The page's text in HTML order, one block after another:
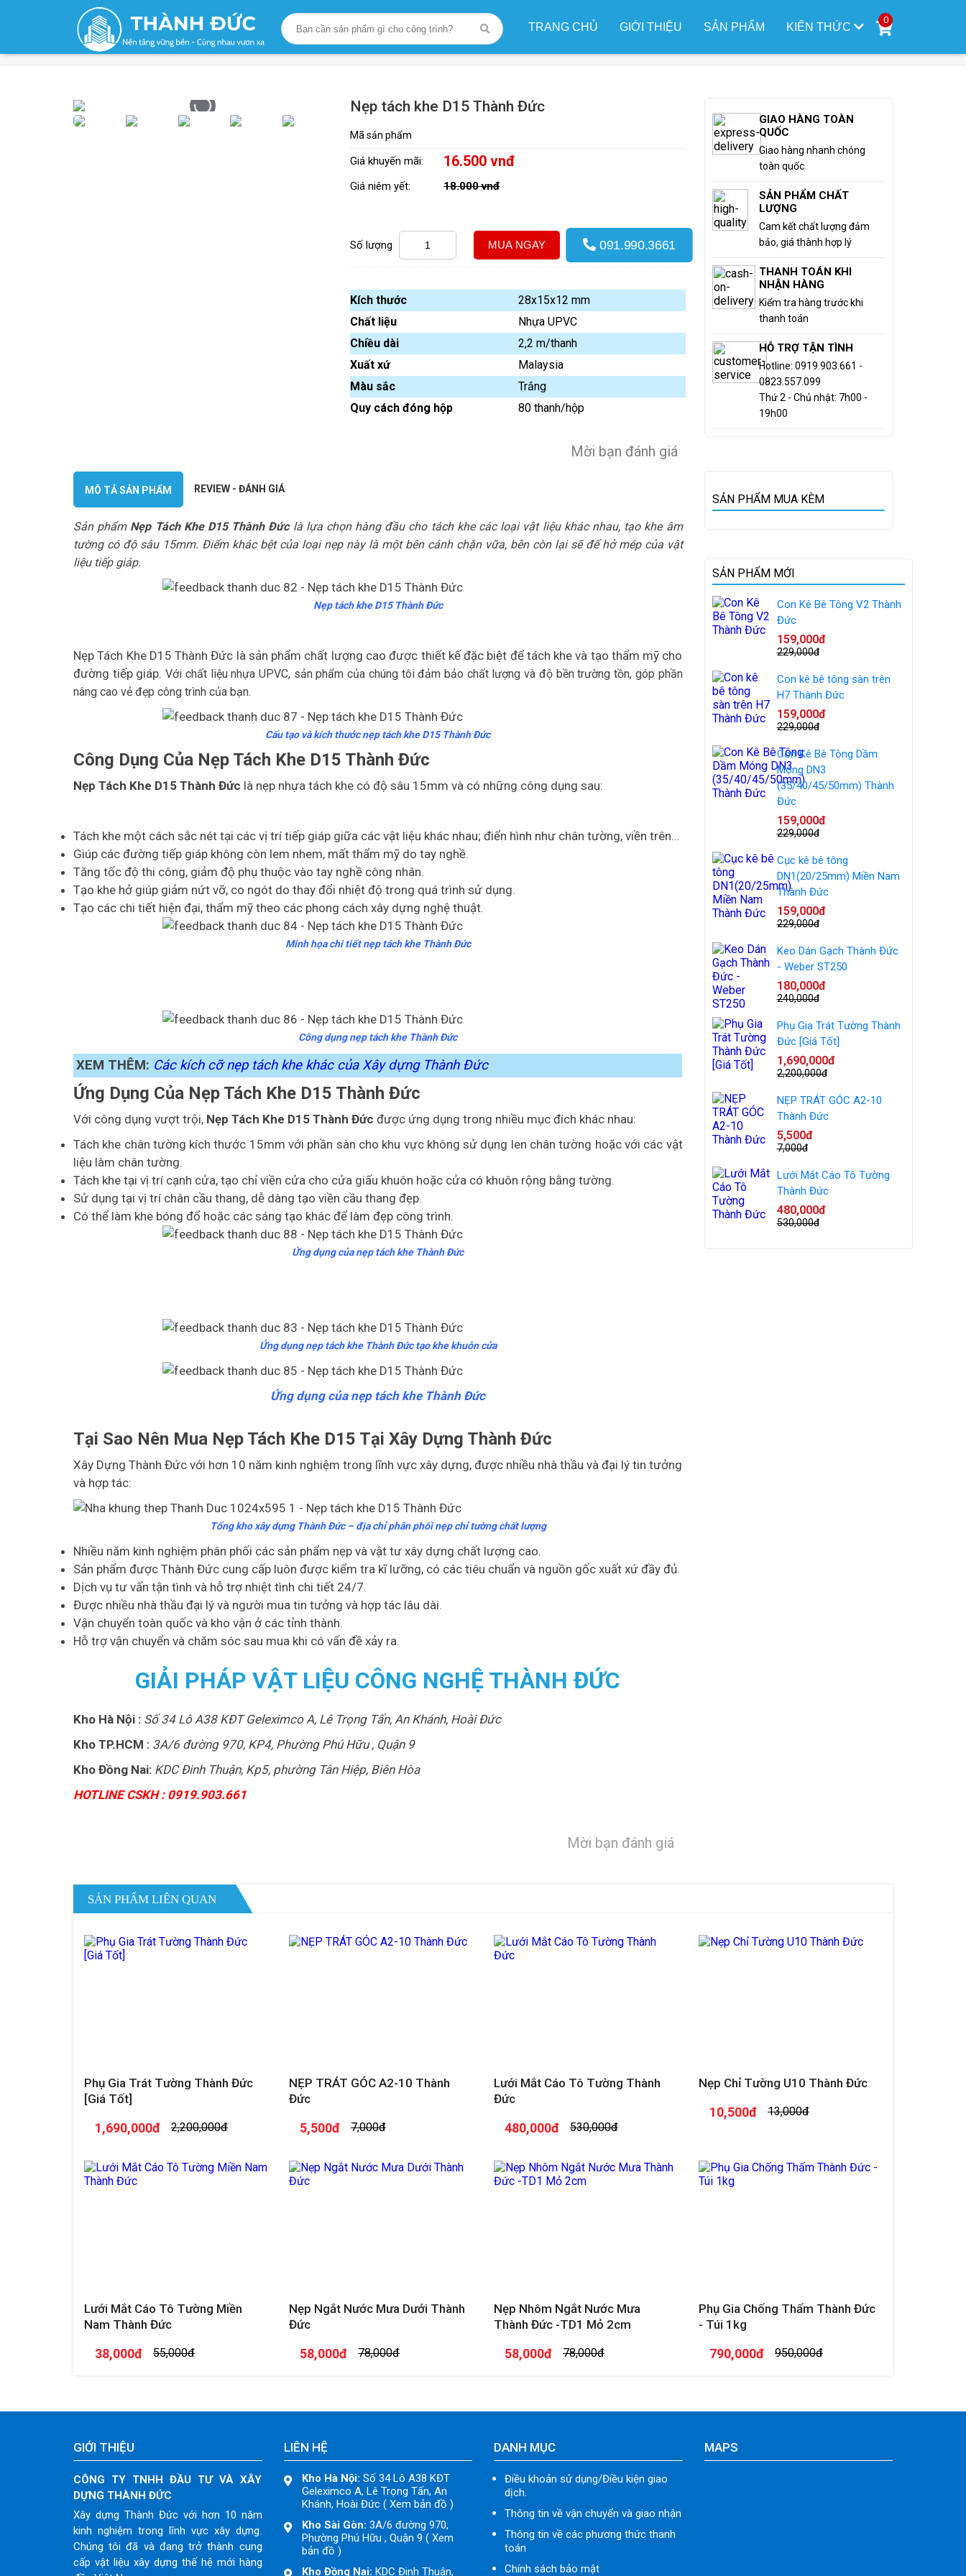
TRANG CHỦ GIỚI THIỆU SẢN PHẨM KIẾN THỨC
0
Trang chủ / Sản phẩm / Giải Pháp Trát Tường / Nẹp tách khe D15 Thành Đức
Nẹp tách khe D15 Thành Đức
Mã sản phẩm
Giá khuyến mãi: 16.500 vnđ
Giá niêm yết: 18.000 vnđ
Số lượng MUA NGAY 091.990.3661
Kích thước
28x15x12 mm
Chất liệu
Nhựa UPVC
Chiều dài
2,2 m/thanh
Xuất xứ
Malaysia
Màu sắc
Trắng
Quy cách đóng hộp
80 thanh/hộp
Mời bạn đánh giá
GIAO HÀNG TOÀN
QUỐC
Giao hàng nhanh chóng
toàn quốc
SẢN PHẨM CHẤT
LƯỢNG
Cam kết chất lượng đảm
bảo, giá thành hợp lý
THANH TOÁN KHI
NHẬN HÀNG
Kiểm tra hàng trước khi
thanh toán
HỖ TRỢ TẬN TÌNH
Hotline: 0919.903.661 -
0823.557.099
Thứ 2 - Chủ nhật: 7h00 -
19h00
MÔ TẢ SẢN PHẨM REVIEW - ĐÁNH GIÁ
Sản phẩmNẹp Tách Khe D15 Thành Đứclà lựa chọn hàng đầu cho tách khe các loại vật liệu khác nhau, tạo khe âm
tường có độ sâu 15mm. Điểm khác bệt của loại nẹp này là một bên cánh chặn vữa, bên còn lại sẽ để hở mép của vật
liệu tiếp giáp.
Nẹp tách khe D15 Thành Đức
Nẹp Tách Khe D15 Thành Đức là sản phẩm chất lượng cao được thiết kế đặc biệt để tách khe và tạo thẩm mỹ cho
đường tiếp giáp.Với chất liệu nhựa UPVC, sản phẩm của chúng tôi đảm bảo chất lượng và độ bền trường tồn, góp phần
nâng cao vẻ đẹp công trình của bạn.
Cấu tạo và kích thước nẹp tách khe D15 Thành Đức
Công Dụng Của Nẹp Tách Khe D15 Thành Đức
Nẹp Tách Khe D15 Thành Đức là nẹp nhựa tách khe có độ sâu 15mm và có những công dụng sau:
Tách khe một cách sắc nét tại các vị trí tiếp giáp giữa các vật liệu khác nhau; điển hình như chân tường, viền trên…
Giúp các đường tiếp giáp không còn lem nhem, mất thẩm mỹ do tay nghề.
Tăng tốc độ thi công, giảm độ phụ thuộc vào tay nghề công nhân.
Tạo khe hở giúp giảm nứt vỡ, co ngót do thay đổi nhiệt độ trong quá trình sử dụng.
Tạo các chi tiết hiện đại, thẩm mỹ theo các phong cách xây dựng nghệ thuật.
Minh họa chi tiết nẹp tách khe Thành Đức
Công dụng nẹp tách khe Thành Đức
XEM THÊM: Các kích cỡ nẹp tách khe khác của Xây dựng Thành Đức
Ứng Dụng Của Nẹp Tách Khe D15 Thành Đức
Với công dụng vượt trội, Nẹp Tách Khe D15 Thành Đức được ứng dụng trong nhiều mục đích khác nhau:
Tách khe chân tường kích thước 15mm với phần sàn cho khu vực không sử dụng len chân tường hoặc với các vật
liệu làm chân tường.
Tách khe tại vị trí cạnh cửa, tạo chỉ viền cửa cho cửa giấu khuôn hoặc cửa có khuôn rộng bằng tường.
Sử dụng tại vị trí chân cầu thang, dễ dàng tạo viền cầu thang đẹp.
Có thể làm khe bóng đổ hoặc các sáng tạo khác để làm đẹp công trình.
Ứng dụng của nẹp tách khe Thành Đức
Ứng dụng nẹp tách khe Thành Đức tạo khe khuôn cửa
Ứng dụng của nẹp tách khe Thành Đức
Tại Sao Nên Mua Nẹp Tách Khe D15 Tại Xây Dựng Thành Đức
Xây Dựng Thành Đức với hơn 10 năm kinh nghiệm trong lĩnh vực xây dựng, được nhiều nhà thầu và đại lý tin tưởng
và hợp tác:
Tổng kho xây dựng Thành Đức – địa chỉ phân phối nẹp chỉ tường chất lượng
Nhiều năm kinh nghiệm phân phối các sản phẩm nẹp và vật tư xây dựng chất lượng cao.
Sản phẩm được Thành Đức cung cấp luôn được kiểm tra kĩ lưỡng, có các tiêu chuẩn và nguồn gốc xuất xứ đầy đủ.
Dịch vụ tư vấn tận tình và hỗ trợ nhiệt tình chi tiết 24/7.
Được nhiều nhà thầu đại lý và người mua tin tưởng và hợp tác lâu dài.
Vận chuyển toàn quốc và kho vận ở các tỉnh thành.
Hỗ trợ vận chuyển và chăm sóc sau mua khi có vấn đề xảy ra.
GIẢI PHÁP VẬT LIỆU CÔNG NGHỆ THÀNH ĐỨC
Kho Hà Nội : Số 34 Lô A38 KĐT Geleximco A, Lê Trọng Tấn, An Khánh, Hoài Đức
Kho TP.HCM : 3A/6 đường 970, KP4, Phường Phú Hữu , Quận 9
Kho Đồng Nai: KDC Đinh Thuận, Kp5, phường Tân Hiệp, Biên Hòa
HOTLINE CSKH : 0919.903.661
Mời bạn đánh giá
SẢN PHẨM MUA KÈM
SẢN PHẨM MỚI
Con Kê Bê Tông V2 Thành
Đức
159,000đ
229,000đ
Con kê bê tông sàn trên
H7 Thành Đức
159,000đ
229,000đ
Con Kê Bê Tông Dầm
Móng DN3
(35/40/45/50mm) Thành
Đức
159,000đ
229,000đ
Cục kê bê tông
DN1(20/25mm) Miền Nam
Thành Đức
159,000đ
229,000đ
Keo Dán Gạch Thành Đức
- Weber ST250
180,000đ
240,000đ
Phụ Gia Trát Tường Thành
Đức [Giá Tốt]
1,690,000đ
2,200,000đ
NẸP TRÁT GÓC A2-10
Thành Đức
5,500đ
7,000đ
Lưới Mắt Cáo Tô Tường
Thành Đức
480,000đ
530,000đ
SẢN PHẨM LIÊN QUAN
Phụ Gia Trát Tường Thành Đức
[Giá Tốt]
1,690,000đ 2,200,000đ
NẸP TRÁT GÓC A2-10 Thành
Đức
5,500đ 7,000đ
Lưới Mắt Cáo Tô Tường Thành
Đức
480,000đ 530,000đ
Nẹp Chỉ Tường U10 Thành Đức
10,500đ 13,000đ
Lưới Mắt Cáo Tô Tường Miền
Nam Thành Đức
38,000đ 55,000đ
Nẹp Ngắt Nước Mưa Dưới Thành
Đức
58,000đ 78,000đ
Nẹp Nhôm Ngắt Nước Mưa
Thành Đức -TD1 Mỏ 2cm
58,000đ 78,000đ
Phụ Gia Chống Thấm Thành Đức
- Túi 1kg
790,000đ 950,000đ
GIỚI THIỆU
CÔNG TY TNHH ĐẦU TƯ VÀ XÂY
DỰNG THÀNH ĐỨC
Xây dựng Thành Đức với hơn 10 năm
kinh nghiệm trong lĩnh vực xây dựng.
Chúng tôi đã và đang trở thành cung
cấp vật liệu xây dựng thế hệ mới hàng
LIÊN HỆ
Kho Hà Nội: Số 34 Lô A38 KĐT
Geleximco A, Lê Trọng Tấn, An
Khánh, Hoài Đức ( Xem bản đồ )
Kho Sài Gòn: 3A/6 đường 970,
Phường Phú Hữu , Quận 9 ( Xem
bản đồ )
Kho Đồng Nai: KDC Đinh Thuận,
DANH MỤC
Điều khoản sử dụng/Điều kiện giao
dịch.
Thông tin về vận chuyển và giao nhận
Thông tin về các phương thức thanh
toán
Chính sách bảo mật
MAPS